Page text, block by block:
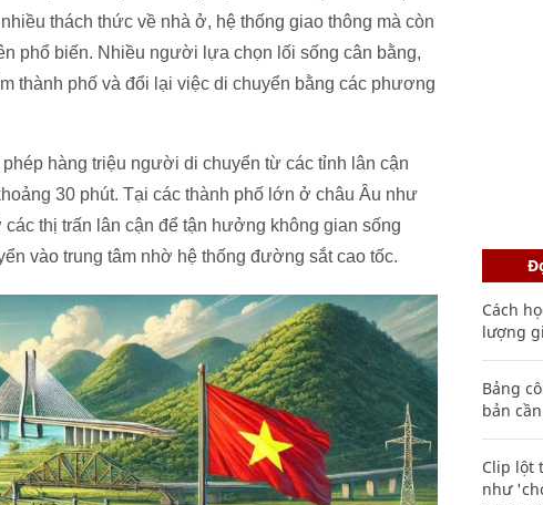
thách thức về nhà ở, hệ thống giao thông mà còn
phổ biến. Nhiều người lựa chọn lối sống cân bằng,
thành phố và đổi lại việc di chuyển bằng các phương
hàng triệu người di chuyển từ các tỉnh lân cận
30 phút. Tại các thành phố lớn ở châu Âu như
thị trấn lân cận để tận hưởng không gian sống
vào trung tâm nhờ hệ thống đường sắt cao tốc.
Cách
lượng
Bảng
bản
Clip lột
như